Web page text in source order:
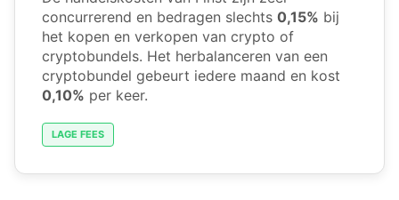
concurrerend en bedragen slechts 0,15% bij
het kopen en verkopen van crypto of
cryptobundels. Het herbalanceren van een
cryptobundel gebeurt iedere maand en kost
0,10% per keer.
LAGE FEES